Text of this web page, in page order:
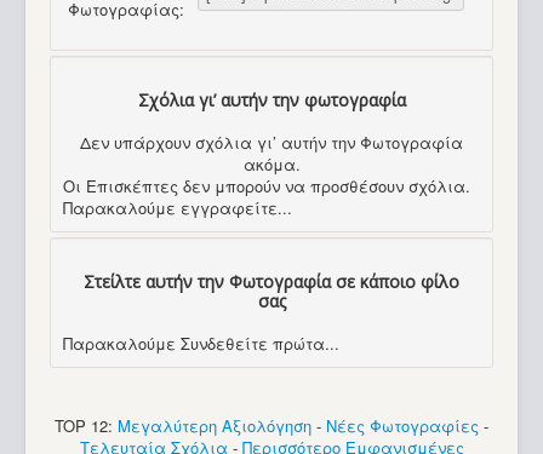
Φωτογραφίας:
Σχόλια γι’ αυτήν την φωτογραφία
Δεν υπάρχουν σχόλια γι’ αυτήν την Φωτογραφία
ακόμα.
Οι Επισκέπτες δεν μπορούν να προσθέσουν σχόλια.
Παρακαλούμε εγγραφείτε...
Στείλτε αυτήν την Φωτογραφία σε κάποιο φίλο
σας
Παρακαλούμε Συνδεθείτε πρώτα...
TOP 12: Μεγαλύτερη Αξιολόγηση - Νέες Φωτογραφίες -
Τελευταία Σχόλια - Περισσότερο Εμφανισμένες